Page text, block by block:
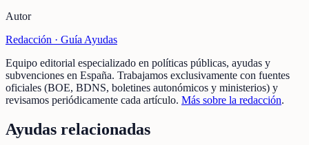
Autor
Redacción · Guía Ayudas
Equipo editorial especializado en políticas públicas, ayudas y
subvenciones en España. Trabajamos exclusivamente con fuentes
oficiales (BOE, BDNS, boletines autonómicos y ministerios) y
revisamos periódicamente cada artículo. Más sobre la redacción.
Ayudas relacionadas